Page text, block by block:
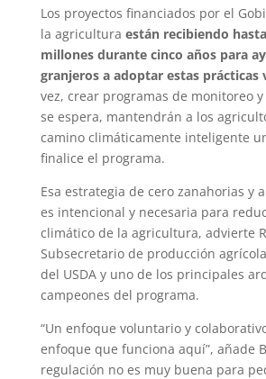
Los proyectos financiados por el
la agricultura están recibiendo
millones durante cinco años para
granjeros a adoptar estas prácticas
vez, crear programas de monitoreo
se espera, mantendrán a los
camino climáticamente inteligente
finalice el programa.
Esa estrategia de cero zanahorias y
es intencional y necesaria para
climático de la agricultura, advierte
Subsecretario de producción
del USDA y uno de los principales
campeones del programa.
“Un enfoque voluntario y
enfoque que funciona aquí”, añade
regulación no es muy buena para